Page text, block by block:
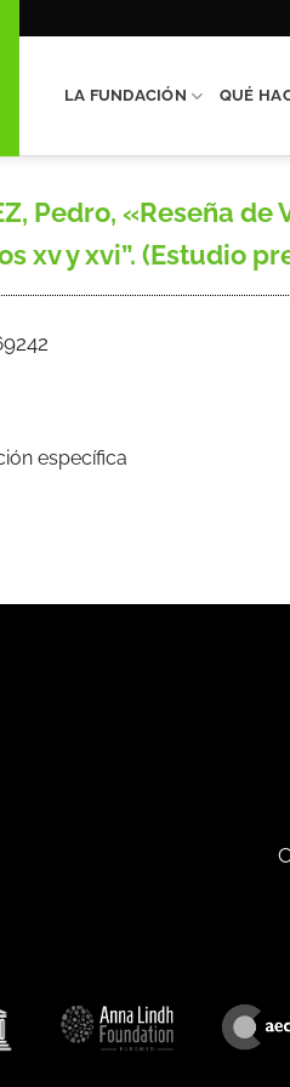
LA FUNDACIÓN QUÉ
Pedro, «Reseña
xv y xvi”. (Estudio
específica